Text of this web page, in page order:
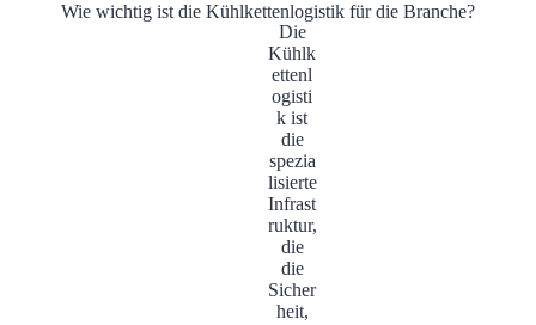
Wie wichtig ist die Kühlkettenlogistik für die Branche?
Die
Kühlk
ettenl
ogisti
k ist
die
spezia
lisierte
Infrast
ruktur,
die
die
Sicher
heit,